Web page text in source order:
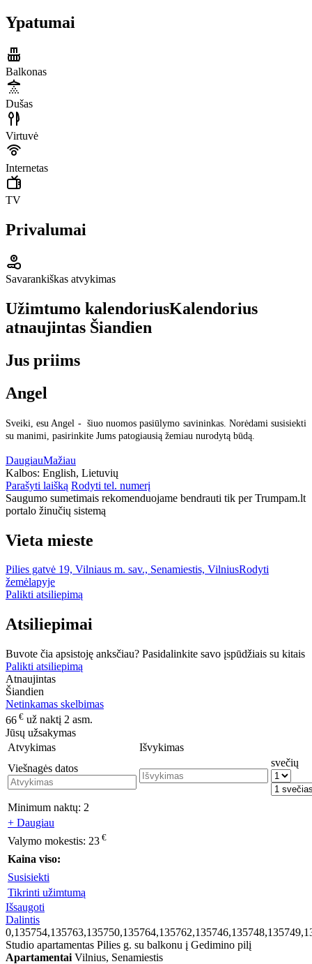
Ypatumai
Balkonas
Dušas
Virtuvė
Internetas
TV
Privalumai
Savarankiškas atvykimas
Užimtumo kalendoriusKalendorius
atnaujintas Šiandien
Jus priims
Angel
Sveiki, esu Angel - šiuo nuomos pasiūlymo savininkas. Norėdami susisiekti
su manimi, pasirinkite Jums patogiausią žemiau nurodytą būdą.
DaugiauMažiau
Kalbos: English, Lietuvių
Parašyti laišką Rodyti tel. numerį
Saugumo sumetimais rekomenduojame bendrauti tik per Trumpam.lt
portalo žinučių sistemą
Vieta mieste
Pilies gatvė 19, Vilniaus m. sav., Senamiestis, VilniusRodyti
žemėlapyje
Palikti atsiliepimą
Atsiliepimai
Buvote čia apsistoję anksčiau? Pasidalinkite savo įspūdžiais su kitais
Palikti atsiliepimą
Atnaujintas
Šiandien
Netinkamas skelbimas
66 € už naktį 2 asm.
Jūsų užsakymas
Atvykimas
Išvykimas
Viešnagės datos
svečių
Minimum naktų: 2
+ Daugiau
Valymo mokestis: 23 €
Kaina viso:
Susisiekti
Tikrinti užimtumą
Išsaugoti
Dalintis
Studio apartamentas Pilies g. su balkonu į Gedimino pilį
Apartamentai Vilnius, Senamiestis